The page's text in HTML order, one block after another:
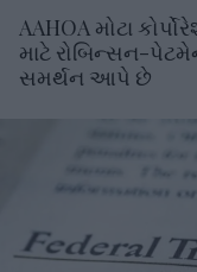
AAHOA મોટા
માટે રોબિન્સન-
સમર્થન આપે છે